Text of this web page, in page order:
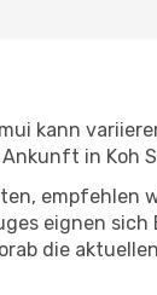
kann
in Koh
empfehlen
eignen
die